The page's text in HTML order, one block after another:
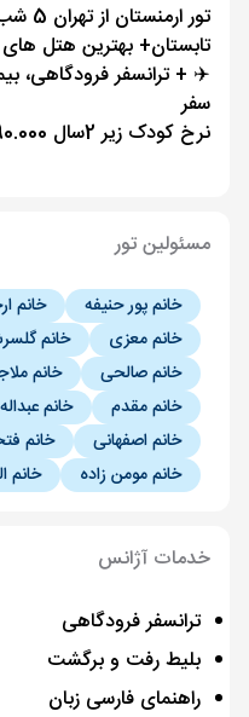
✈️ + ترانسفر فرودگاهی،
سفر
نرخ کودک زیر 2سال 3.990.000 تومان میباشد.
مسئولین تور
خانم پور حنیفه خانم
خانم معزی
خانم
خانم صالحی
خانم
خانم مقدم
خانم
خانم اصفهانی
خانم
خانم مومن زاده
خانم
خدمات آژانس
ترانسفر فرودگاهی
بلیط رفت و برگشت
راهنمای فارسی زبان